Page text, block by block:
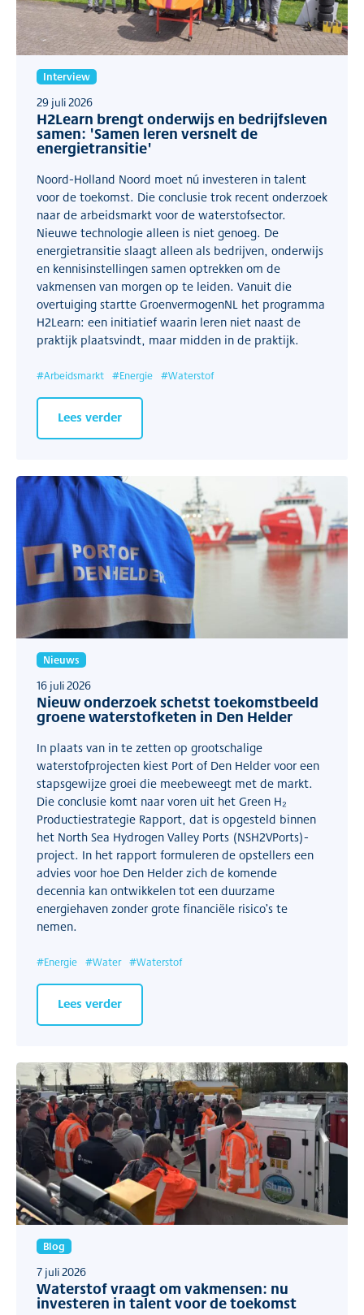
Interview
29 juli 2026
H2Learn brengt onderwijs en bedrijfsleven
samen: 'Samen leren versnelt de
energietransitie'
Noord-Holland Noord moet nú investeren in talent
voor de toekomst. Die conclusie trok recent onderzoek
naar de arbeidsmarkt voor de waterstofsector.
Nieuwe technologie alleen is niet genoeg. De
energietransitie slaagt alleen als bedrijven, onderwijs
en kennisinstellingen samen optrekken om de
vakmensen van morgen op te leiden. Vanuit die
overtuiging startte GroenvermogenNL het programma
H2Learn: een initiatief waarin leren niet naast de
praktijk plaatsvindt, maar midden in de praktijk.
#Arbeidsmarkt #Energie #Waterstof
Lees verder
Nieuws
16 juli 2026
Nieuw onderzoek schetst toekomstbeeld
groene waterstofketen in Den Helder
In plaats van in te zetten op grootschalige
waterstofprojecten kiest Port of Den Helder voor een
stapsgewijze groei die meebeweegt met de markt.
Die conclusie komt naar voren uit het Green H₂
Productiestrategie Rapport, dat is opgesteld binnen
het North Sea Hydrogen Valley Ports (NSH2VPorts)-
project. In het rapport formuleren de opstellers een
advies voor hoe Den Helder zich de komende
decennia kan ontwikkelen tot een duurzame
energiehaven zonder grote financiële risico’s te
nemen.
#Energie #Water #Waterstof
Lees verder
Blog
7 juli 2026
Waterstof vraagt om vakmensen: nu
investeren in talent voor de toekomst